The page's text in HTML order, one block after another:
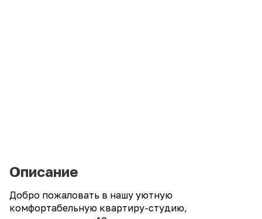
Описание
Добро пожаловать в нашу уютную
комфортабельную квартиру-студию,